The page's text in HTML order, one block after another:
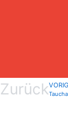
Zurück